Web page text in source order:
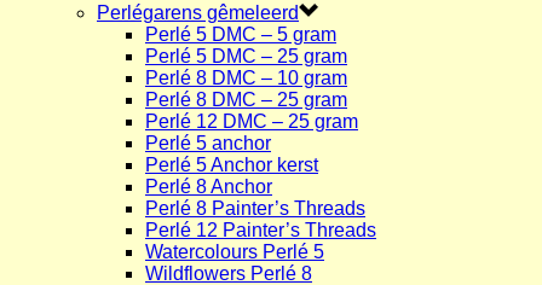
Perlégarens gêmeleerd
Perlé 5 DMC – 5 gram
Perlé 5 DMC – 25 gram
Perlé 8 DMC – 10 gram
Perlé 8 DMC – 25 gram
Perlé 12 DMC – 25 gram
Perlé 5 anchor
Perlé 5 Anchor kerst
Perlé 8 Anchor
Perlé 8 Painter’s Threads
Perlé 12 Painter’s Threads
Watercolours Perlé 5
Wildflowers Perlé 8